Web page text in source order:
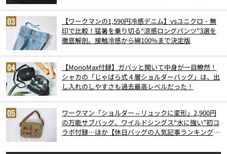
【ワークマンの1,590円冷感デニム】vsユニクロ・無
印で比較！猛暑を乗り切る“涼感ロングパンツ”3選を
徹底解剖。接触冷感から綿100%まで決定版
【MonoMax付録】ガバッと開いて中身が一目瞭然！
シャカの「じゃばら式４層ショルダーバッグ」は、出
し入れのしやすさも過去最高レベルだった！
ワークマン「ショルダー⇔リュックに変形」2,900円
の万能サブバッグ、ワイルドシングス“水に強い”初コ
ラボ付録…ほか【休日バッグの人気記事ランキングベ